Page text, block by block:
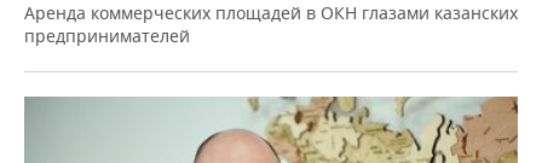
Аренда коммерческих площадей в ОКН глазами казанских
предпринимателей